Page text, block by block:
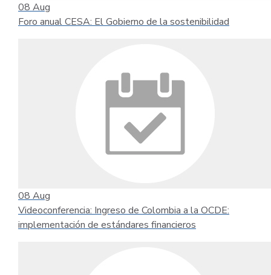
08 Aug
Foro anual CESA: El Gobierno de la sostenibilidad
08 Aug
Videoconferencia: Ingreso de Colombia a la OCDE:
implementación de estándares financieros